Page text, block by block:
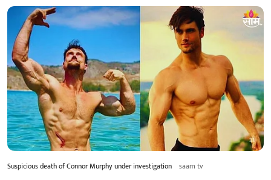
Suspicious death of Connor Murphy under investigation saam tv